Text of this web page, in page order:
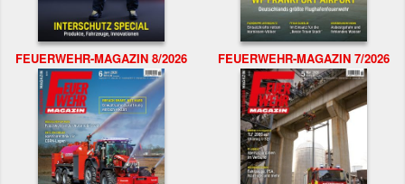
FEUERWEHR-MAGAZIN 8/2026 FEUERWEHR-MAGAZIN 7/2026